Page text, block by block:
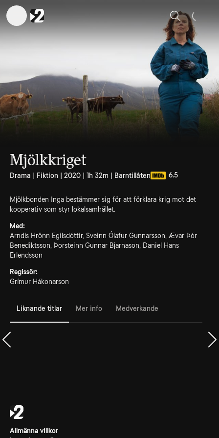
Sök
Mjölkkriget
Drama | Fiktion | 2020 | 1h 32m | Barntillåten 6.5
Mjölkbonden Inga bestämmer sig för att förklara krig mot det
kooperativ som styr lokalsamhället.
Med:
Arndís Hrönn Egilsdóttir, Sveinn Ólafur Gunnarsson, Ævar Þór
Benediktsson, Þorsteinn Gunnar Bjarnason, Daniel Hans
Erlendsson
Regissör:
Grímur Hákonarson
Liknande titlar Mer info Medverkande
Allmänna villkor